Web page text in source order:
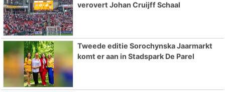
verovert Johan Cruijff Schaal
Tweede editie Sorochynska Jaarmarkt
komt er aan in Stadspark De Parel